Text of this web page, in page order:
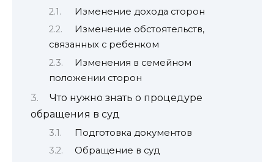
Изменение дохода сторон
Изменение обстоятельств,
связанных с ребенком
Изменения в семейном
положении сторон
Что нужно знать о процедуре
обращения в суд
Подготовка документов
Обращение в суд